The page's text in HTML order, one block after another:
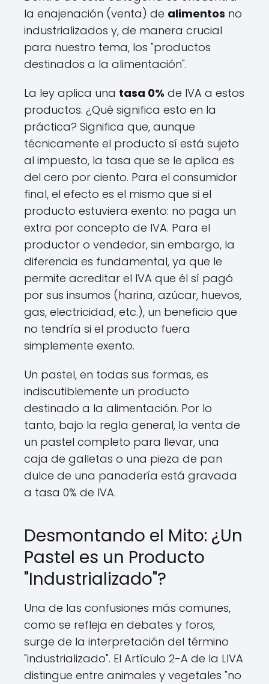
la enajenación (venta) de alimentos no
industrializados y, de manera crucial
para nuestro tema, los "productos
destinados a la alimentación".
La ley aplica una tasa 0% de IVA a estos
productos. ¿Qué significa esto en la
práctica? Significa que, aunque
técnicamente el producto sí está sujeto
al impuesto, la tasa que se le aplica es
del cero por ciento. Para el consumidor
final, el efecto es el mismo que si el
producto estuviera exento: no paga un
extra por concepto de IVA. Para el
productor o vendedor, sin embargo, la
diferencia es fundamental, ya que le
permite acreditar el IVA que él sí pagó
por sus insumos (harina, azúcar, huevos,
gas, electricidad, etc.), un beneficio que
no tendría si el producto fuera
simplemente exento.
Un pastel, en todas sus formas, es
indiscutiblemente un producto
destinado a la alimentación. Por lo
tanto, bajo la regla general, la venta de
un pastel completo para llevar, una
caja de galletas o una pieza de pan
dulce de una panadería está gravada
a tasa 0% de IVA.
Desmontando el Mito: ¿Un
Pastel es un Producto
"Industrializado"?
Una de las confusiones más comunes,
como se refleja en debates y foros,
surge de la interpretación del término
"industrializado". El Artículo 2-A de la LIVA
distingue entre animales y vegetales "no